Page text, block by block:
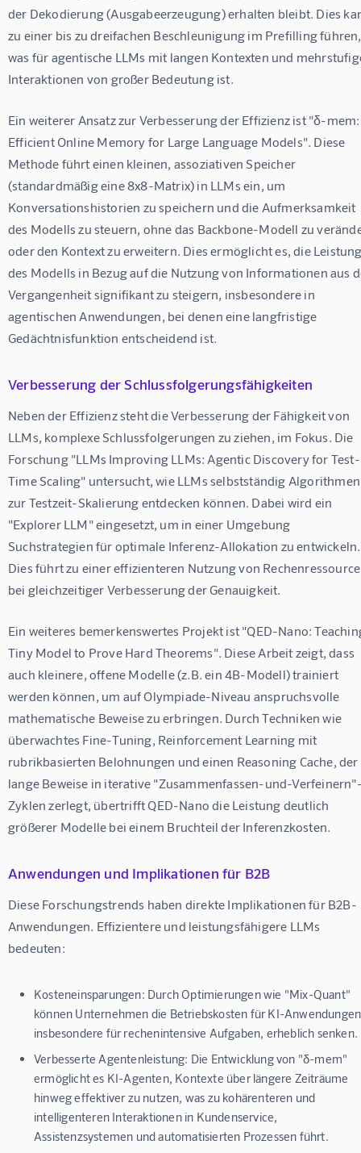
der Dekodierung (Ausgabeerzeugung) erhalten bleibt. Dies
zu einer bis zu dreifachen Beschleunigung im Prefilling
was für agentische LLMs mit langen Kontexten und
Interaktionen von großer Bedeutung ist.
Ein weiterer Ansatz zur Verbesserung der Effizienz ist "δ-
Efficient Online Memory for Large Language Models". Diese
Methode führt einen kleinen, assoziativen Speicher
(standardmäßig eine 8x8-Matrix) in LLMs ein, um
Konversationshistorien zu speichern und die Aufmerksamkeit
des Modells zu steuern, ohne das Backbone-Modell zu
oder den Kontext zu erweitern. Dies ermöglicht es, die
des Modells in Bezug auf die Nutzung von Informationen aus
Vergangenheit signifikant zu steigern, insbesondere in
agentischen Anwendungen, bei denen eine langfristige
Gedächtnisfunktion entscheidend ist.
Verbesserung der Schlussfolgerungsfähigkeiten
Neben der Effizienz steht die Verbesserung der Fähigkeit von
LLMs, komplexe Schlussfolgerungen zu ziehen, im Fokus. Die
Forschung "LLMs Improving LLMs: Agentic Discovery for Test-
Time Scaling" untersucht, wie LLMs selbstständig
zur Testzeit-Skalierung entdecken können. Dabei wird ein
"Explorer LLM" eingesetzt, um in einer Umgebung
Suchstrategien für optimale Inferenz-Allokation zu
Dies führt zu einer effizienteren Nutzung von
bei gleichzeitiger Verbesserung der Genauigkeit.
Ein weiteres bemerkenswertes Projekt ist "QED-Nano:
Tiny Model to Prove Hard Theorems". Diese Arbeit zeigt, dass
auch kleinere, offene Modelle (z.B. ein 4B-Modell) trainiert
werden können, um auf Olympiade-Niveau anspruchsvolle
mathematische Beweise zu erbringen. Durch Techniken wie
überwachtes Fine-Tuning, Reinforcement Learning mit
rubrikbasierten Belohnungen und einen Reasoning Cache, der
lange Beweise in iterative "Zusammenfassen-und-
Zyklen zerlegt, übertrifft QED-Nano die Leistung deutlich
größerer Modelle bei einem Bruchteil der Inferenzkosten.
Anwendungen und Implikationen für B2B
Diese Forschungstrends haben direkte Implikationen für B2B-
Anwendungen. Effizientere und leistungsfähigere LLMs
bedeuten:
Kosteneinsparungen: Durch Optimierungen wie "Mix-Quant"
können Unternehmen die Betriebskosten für KI-
insbesondere für rechenintensive Aufgaben, erheblich senken.
Verbesserte Agentenleistung: Die Entwicklung von "δ-mem"
ermöglicht es KI-Agenten, Kontexte über längere Zeiträume
hinweg effektiver zu nutzen, was zu kohärenteren und
intelligenteren Interaktionen in Kundenservice,
Assistenzsystemen und automatisierten Prozessen führt.